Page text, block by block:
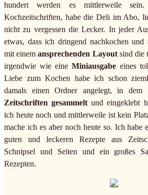
hundert werden es mittlerweile
Kochzeitschriften, habe die Deli im Abo,
nicht zu vergessen die Lecker. In jeder
etwas, dass ich dringend nachkochen
mit einemansprechenden Layoutsind die
irgendwie wie eineMiniausgabe eines
Liebe zum Kochen habe ich schon
damals einen Ordner angelegt, in dem
Zeitschriften gesammelt und eingeklebt
ich heute noch und mittlerweile ist kein
mache ich es aber noch heute so. Ich
guten und leckeren Rezepte aus
Schnipsel und Seiten und ein großes
Rezepten.